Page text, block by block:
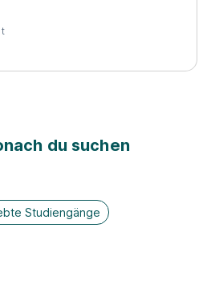
du suchen
Studiengänge